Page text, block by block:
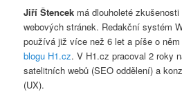
Jiří Štencek má dlouholeté
webových stránek. Redakční systém
používá již více než 6 let a píše o
blogu H1.cz. V H1.cz pracoval 2 roky
satelitních webů (SEO oddělení) a
(UX).